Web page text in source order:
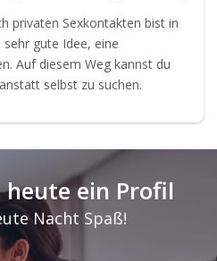
privaten Sexkontakten bist in
gute Idee, eine
Auf diesem Weg kannst du
selbst zu suchen.
heute ein Profil
Nacht Spaß!